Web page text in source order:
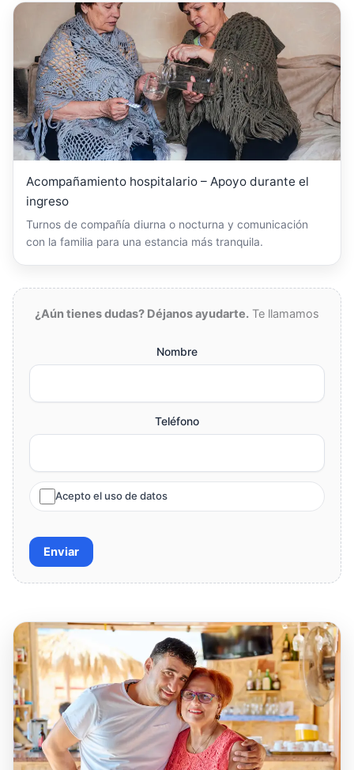
Acompañamiento hospitalario – Apoyo durante el
ingreso
Turnos de compañía diurna o nocturna y comunicación
con la familia para una estancia más tranquila.
¿Aún tienes dudas? Déjanos ayudarte. Te llamamos
Nombre
Teléfono
Acepto el uso de datos
Enviar